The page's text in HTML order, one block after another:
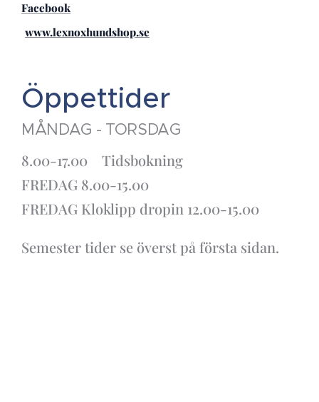
Facebook
www.lexnoxhundshop.se
Öppettider
MÅNDAG - TORSDAG
8.00-17.00 Tidsbokning
FREDAG 8.00-15.00
FREDAG Kloklipp dropin 12.00-15.00
Semester tider se överst på första sidan.